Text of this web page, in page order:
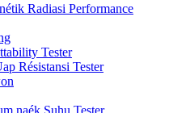
Radiasi Performance
Tester
Résistansi Tester
naék Suhu Tester